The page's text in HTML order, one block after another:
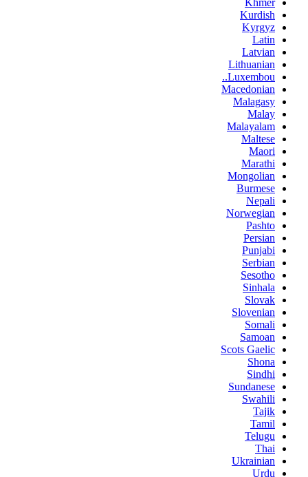
Khmer
Kurdish
Kyrgyz
Latin
Latvian
Lithuanian
Luxembou..
Macedonian
Malagasy
Malay
Malayalam
Maltese
Maori
Marathi
Mongolian
Burmese
Nepali
Norwegian
Pashto
Persian
Punjabi
Serbian
Sesotho
Sinhala
Slovak
Slovenian
Somali
Samoan
Scots Gaelic
Shona
Sindhi
Sundanese
Swahili
Tajik
Tamil
Telugu
Thai
Ukrainian
Urdu